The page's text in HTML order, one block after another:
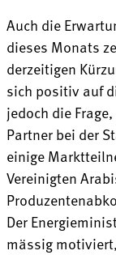
Auch die
dieses Monats
derzeitigen
sich positiv auf
jedoch die
Partner bei der
einige
Vereinigten
Der
mässig